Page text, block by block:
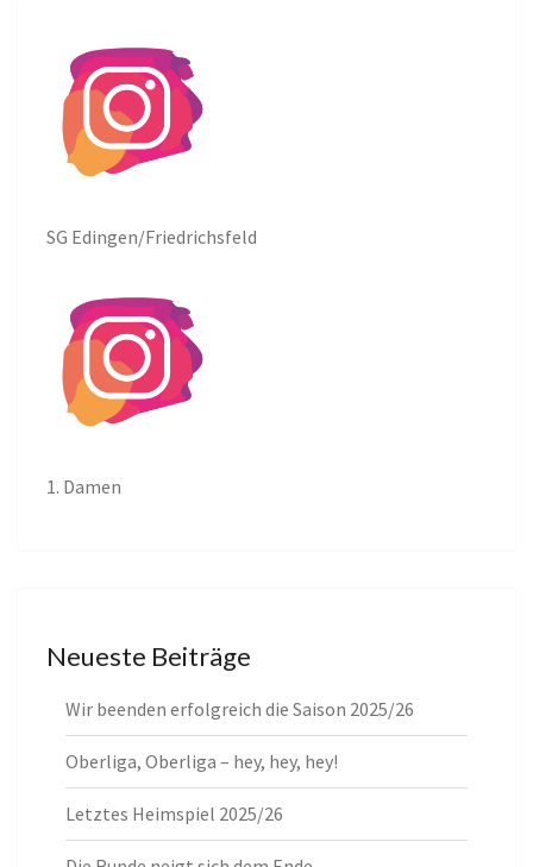
SG Edingen/Friedrichsfeld
1. Damen
Neueste Beiträge
Wir beenden erfolgreich die Saison 2025/26
Oberliga, Oberliga – hey, hey, hey!
Letztes Heimspiel 2025/26